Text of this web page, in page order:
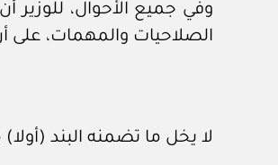
وفي جميع الأحوال،
الصلاحيات والمهمات، على
لا يخل ما تضمنه البند